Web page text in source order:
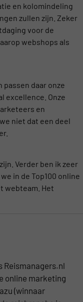
en kolomindeling
zullen zijn. Zeker
voor de
webshops als
passen daar onze
excellence. Onze
en
niet dat een deel
Verder ben ik zeer
in de Top100 online
webteam. Het
Reismanagers.nl
online marketing
(winnaar